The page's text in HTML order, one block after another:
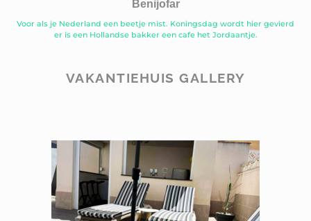
Benijofar
Voor als je Nederland een beetje mist. Koningsdag wordt hier gevierd
er is een Hollandse bakker een cafe het Jordaantje.
VAKANTIEHUIS GALLERY